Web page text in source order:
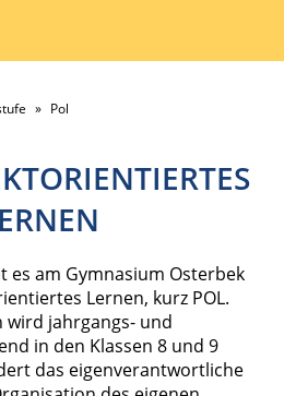
» Pol
es am Gymnasium Osterbek
Lernen, kurz POL.
wird jahrgangs- und
in den Klassen 8 und 9
das eigenverantwortliche